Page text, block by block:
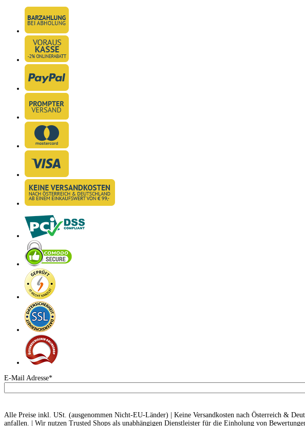
E-Mail Adresse*
Alle Preise inkl. USt. (ausgenommen Nicht-EU-Länder) | Keine Versandkosten nach Österreich &
anfallen. | Wir nutzen Trusted Shops als unabhängigen Dienstleister für die Einholung von